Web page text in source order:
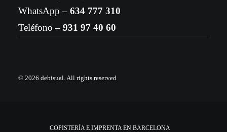
WhatsApp – 634 777 310
Teléfono – 931 97 40 60
© 2026 debisual.All rights reserved
COPISTERÍA E IMPRENTA EN BARCELONA